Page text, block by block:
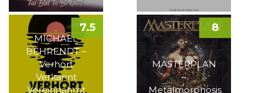
MICHAEL
BEHRENDT –
Verhört
Verkannt
Vereinnahmt
7.5
MASTERPLAN
–
Metalmorphosis
8